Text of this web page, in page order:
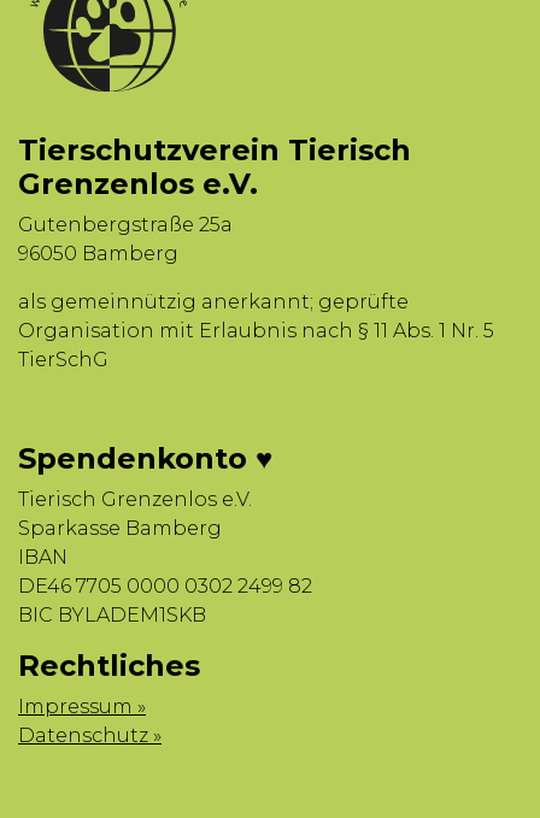
Tierschutzverein Tierisch
Grenzenlos e.V.
Gutenbergstraße 25a
96050 Bamberg
als gemeinnützig anerkannt; geprüfte
Organisation mit Erlaubnis nach § 11 Abs. 1 Nr. 5
TierSchG
Spendenkonto ♥
Tierisch Grenzenlos e.V.
Sparkasse Bamberg
IBAN
DE46 7705 0000 0302 2499 82
BIC BYLADEM1SKB
Rechtliches
Impressum »
Datenschutz »